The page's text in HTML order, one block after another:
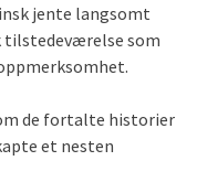
jente langsomt
tilstedeværelse som
de fortalte historier
et nesten